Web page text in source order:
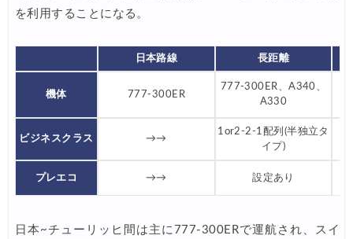
JTB) KLMオランダ航空便(航空券+ホテル) 最大120,000円OFFク
JTB) オーストリア航空便(航空券+ホテル) 最大120,000円OFFク
07/01 JTB) ユナイテッド航空便(航空券+ホテル) 最大40,000円OFFクー
JTB) アメリカン航空便(航空券+ホテル) 最大40,000円OFFクー
07/01 JTB) アラスカ航空便(航空券+ホテル) 最大40,000円OFFク
07/01 JTB) カンタス航空便(航空券+ホテル) 最大40,000円OFFク
を利用することになる。
日本路線 長距離
機体 777-300ER
777-300ER、A340、
A330
ビジネスクラス →→
1or2-2-1配列(半独立タ
イプ)
プレエコ →→ 設定あり
日本~チューリッヒ間は主に777-300ERで運航され、スイ